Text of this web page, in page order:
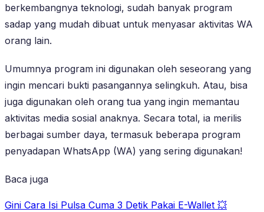
berkembangnya teknologi, sudah banyak program
sadap yang mudah dibuat untuk menyasar aktivitas WA
orang lain.
Umumnya program ini digunakan oleh seseorang yang
ingin mencari bukti pasangannya selingkuh. Atau, bisa
juga digunakan oleh orang tua yang ingin memantau
aktivitas media sosial anaknya. Secara total, ia merilis
berbagai sumber daya, termasuk beberapa program
penyadapan WhatsApp (WA) yang sering digunakan!
Baca juga
Gini Cara Isi Pulsa Cuma 3 Detik Pakai E-Wallet 💥